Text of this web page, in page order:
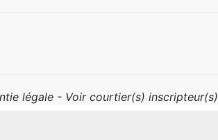
légale - Voir courtier(s) inscripteur(s)